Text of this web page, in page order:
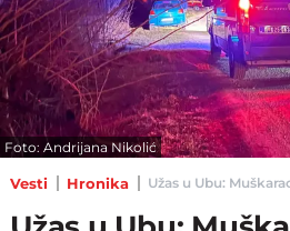
Foto: Andrijana Nikolić
Vesti Hronika Užas u Ubu: